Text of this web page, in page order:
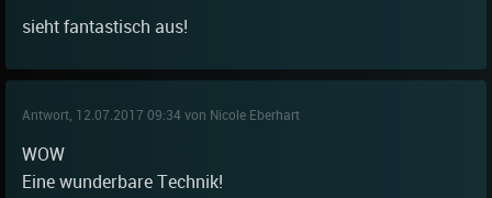
sieht fantastisch aus!
Antwort, 12.07.2017 09:34 von Nicole Eberhart
WOW
Eine wunderbare Technik!